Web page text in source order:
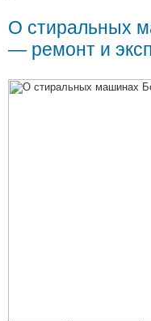
О стиральных
— ремонт и